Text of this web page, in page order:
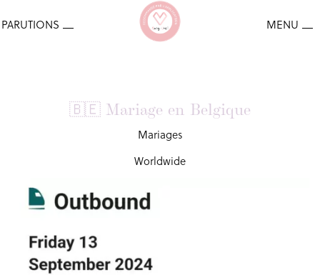
🇧🇪 Mariage en Belgique
Mariages
Worldwide